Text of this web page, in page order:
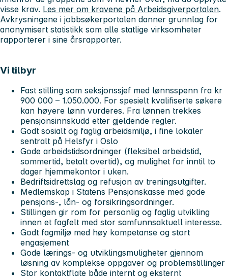
visse krav. Les mer om kravene på Arbeidsgiverportalen.
Avkrysningene i jobbsøkerportalen danner grunnlag for
anonymisert statistikk som alle statlige virksomheter
rapporterer i sine årsrapporter.
Vi tilbyr
Fast stilling som seksjonssjef med lønnsspenn fra kr
900 000 – 1.050.000. For spesielt kvalifiserte søkere
kan høyere lønn vurderes. Fra lønnen trekkes
pensjonsinnskudd etter gjeldende regler.
Godt sosialt og faglig arbeidsmiljø, i fine lokaler
sentralt på Helsfyr i Oslo
Gode arbeidstidsordninger (fleksibel arbeidstid,
sommertid, betalt overtid), og mulighet for inntil to
dager hjemmekontor i uken.
Bedriftsidrettslag og refusjon av treningsutgifter.
Medlemskap i Statens Pensjonskasse med gode
pensjons-, lån- og forsikringsordninger.
Stillingen gir rom for personlig og faglig utvikling
innen et fagfelt med stor samfunnsaktuell interesse.
Godt fagmiljø med høy kompetanse og stort
engasjement
Gode lærings- og utviklingsmuligheter gjennom
løsning av komplekse oppgaver og problemstillinger
Stor kontaktflate både internt og eksternt